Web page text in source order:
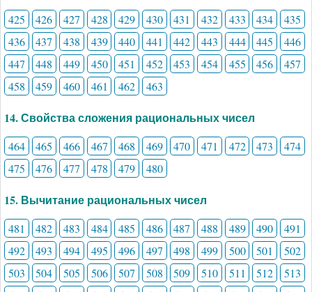
425 426 427 428 429 430 431 432 433 434
435
436
437 438 439 440 441 442 443 444 445
446
447
448 449 450 451 452 453 454 455 456
457
458
459 460 461 462 463
14. Свойства сложения рациональных чисел
464 465 466 467 468 469 470 471 472 473
474
475
476 477 478 479 480
15. Вычитание рациональных чисел
481 482 483 484 485 486 487 488 489 490
491
492
493 494 495 496 497 498 499 500 501
502
503
504 505 506 507 508 509 510 511 512
513